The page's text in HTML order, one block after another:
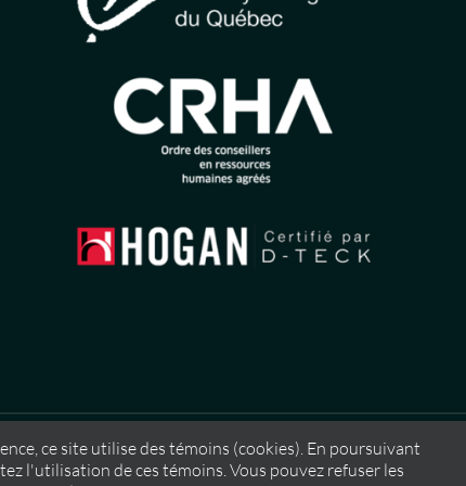
Nordique,2026 |Feu Follet – Design • Web •
ce site utilise des témoins (cookies). En poursuivant
l'utilisation de ces témoins. Vous pouvez refuser les